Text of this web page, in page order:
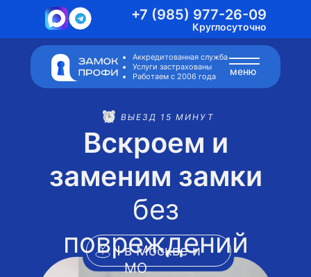
+7 (985) 977-26-09
Круглосуточно
меню
Аккредитованная служба
Услуги застрахованы
Работаем с 2006 года
Вскроем и
заменим замки
без
повреждений
в Москве и
МО
ВЫЕЗД 15 МИНУТ